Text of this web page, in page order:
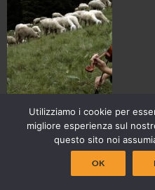
Utilizziamo i cookie per
migliore esperienza sul
questo sito noi
OK